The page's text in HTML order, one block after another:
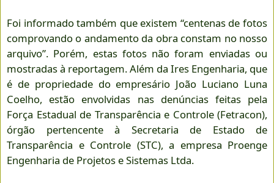
Foi informado também que existem “centenas de fotos
comprovando o andamento da obra constam no nosso
arquivo”. Porém, estas fotos não foram enviadas ou
mostradas à reportagem. Além da Ires Engenharia, que
é de propriedade do empresário João Luciano Luna
Coelho, estão envolvidas nas denúncias feitas pela
Força Estadual de Transparência e Controle (Fetracon),
órgão pertencente à Secretaria de Estado de
Transparência e Controle (STC), a empresa Proenge
Engenharia de Projetos e Sistemas Ltda.